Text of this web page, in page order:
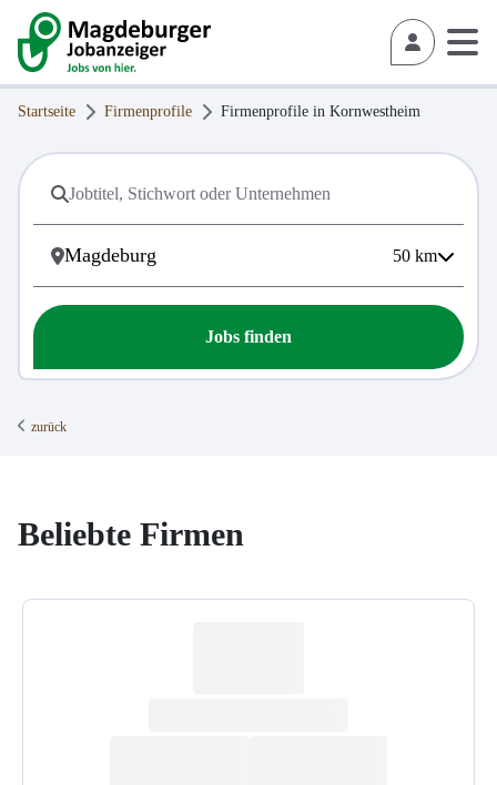
Startseite Firmenprofile Firmenprofile in Kornwestheim
50 km
Jobs finden
zurück
Beliebte Firmen